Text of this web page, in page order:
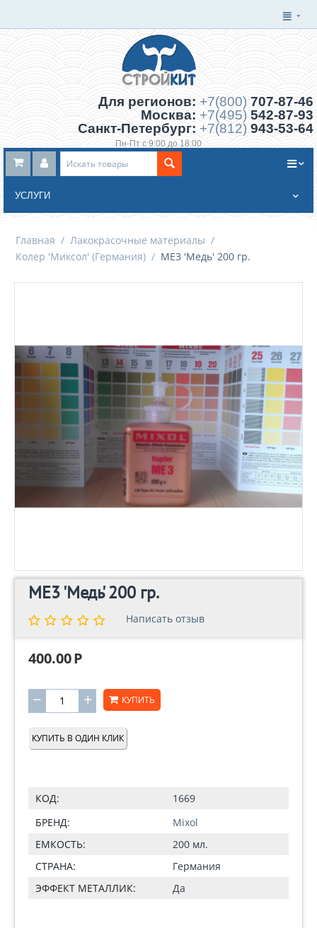
Для регионов: +7(800) 707-87-46
Москва: +7(495) 542-87-93
Санкт-Петербург: +7(812) 943-53-64
Пн-Пт с 9:00 до 18:00
Заказать обратный звонок
УСЛУГИ
Главная / Лакокрасочные материалы /
Колер 'Миксол' (Германия) / ME3 'Медь' 200 гр.
ME3 'Медь' 200 гр.
Написать отзыв
400.00Р
+
− КУПИТЬ
Написать отзыв
КУПИТЬ В ОДИН КЛИК
КОД:
1669
БРЕНД:
Mixol
ЕМКОСТЬ:
200 мл.
СТРАНА:
Германия
ЭФФЕКТ МЕТАЛЛИК:
Да